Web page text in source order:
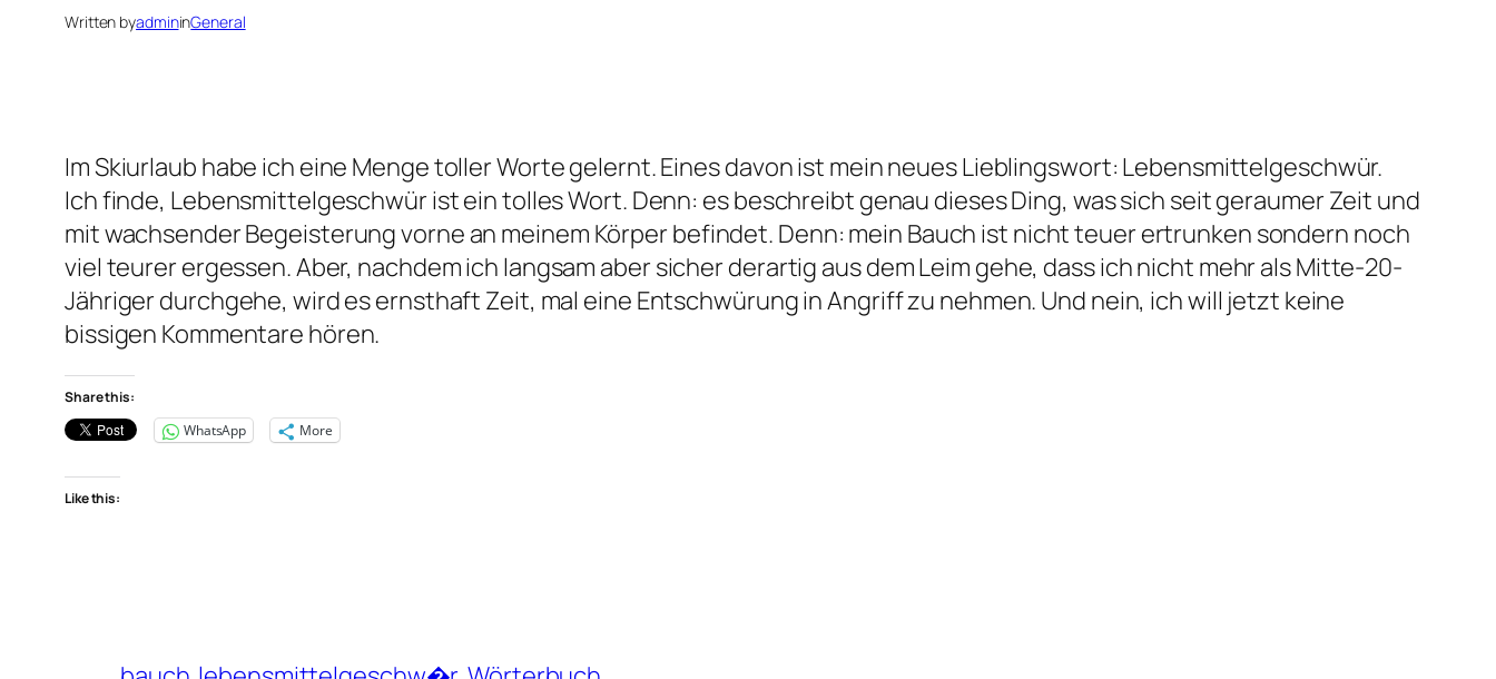
Written byadmininGeneral
Im Skiurlaub habe ich eine Menge toller Worte gelernt. Eines davon ist mein neues Lieblingswort: Lebensmittelgeschwür.
Ich finde, Lebensmittelgeschwür ist ein tolles Wort. Denn: es beschreibt genau dieses Ding, was sich seit geraumer Zeit und
mit wachsender Begeisterung vorne an meinem Körper befindet. Denn: mein Bauch ist nicht teuer ertrunken sondern noch
viel teurer ergessen. Aber, nachdem ich langsam aber sicher derartig aus dem Leim gehe, dass ich nicht mehr als Mitte-20-
Jähriger durchgehe, wird es ernsthaft Zeit, mal eine Entschwürung in Angriff zu nehmen. Und nein, ich will jetzt keine
bissigen Kommentare hören.
Share this:
WhatsApp
More
Like this: